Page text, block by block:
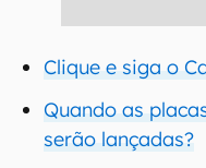
Clique e siga o
Quando as
serão lançadas?